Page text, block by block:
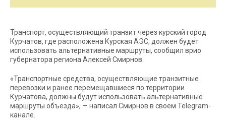
Транспорт, осуществляющий транзит через курский город
Курчатов, где расположена Курская АЭС, должен будет
использовать альтернативные маршруты, сообщил врио
губернатора региона Алексей Смирнов.
«Транспортные средства, осуществляющие транзитные
перевозки и ранее перемещавшиеся по территории
Курчатова, должны будут использовать альтернативные
маршруты объезда», — написал Смирнов в своем Telegram-
канале.